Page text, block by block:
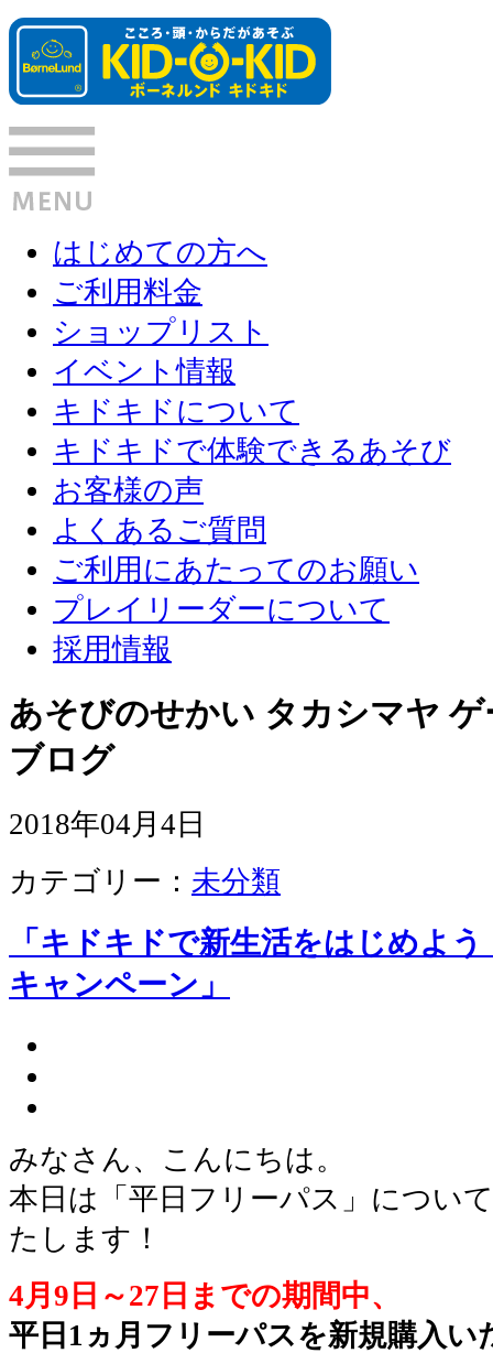
はじめての方へ
ご利用料金
ショップリスト
イベント情報
キドキドについて
キドキドで体験できるあそび
お客様の声
よくあるご質問
ご利用にあたってのお願い
プレイリーダーについて
採用情報
あそびのせかい タカシマヤ
ブログ
2018年04月4日
カテゴリー： 未分類
「キドキドで新生活をはじめよ
キャンペーン」
みなさん、こんにちは。
本日は「平日フリーパス」につい
たします！
4月9日～27日までの期間中、
平日1ヵ月フリーパスを新規購入い